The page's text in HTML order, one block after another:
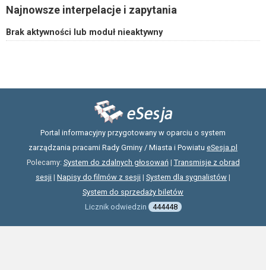
Najnowsze interpelacje i zapytania
Brak aktywności lub moduł nieaktywny
Portal informacyjny przygotowany w oparciu o system
zarządzania pracami Rady Gminy / Miasta i Powiatu eSesja.pl
Polecamy: System do zdalnych głosowań| Transmisje z obrad
sesji | Napisy do filmów z sesji | System dla sygnalistów |
System do sprzedaży biletów
Licznik odwiedzin
444448